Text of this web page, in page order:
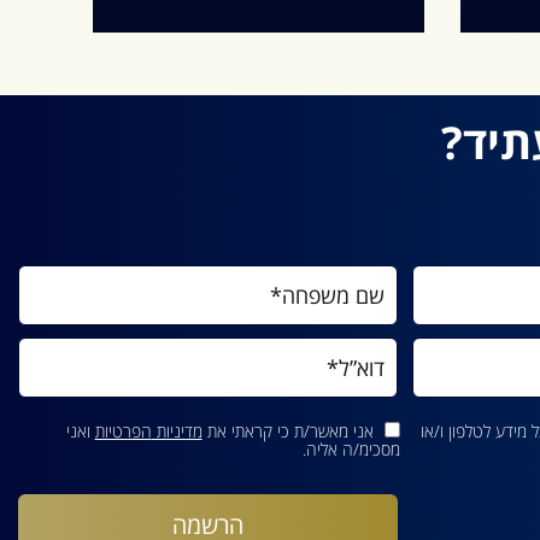
מכניקת חומרים דנה בקשרים שבין
לטלפון ו/או אני מאשר/ת כי קראתי את מדיניות הפרטיות ואני
מסכימ/ה אליה.